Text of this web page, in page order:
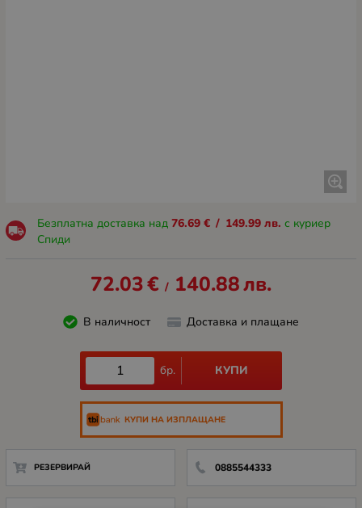
Безплатна доставка над 76.69 € / 149.99 лв. с куриер
Спиди
72.03€ / 140.88лв.
В наличност Доставка и плащане
бр. КУПИ
КУПИ НА ИЗПЛАЩАНЕ
РЕЗЕРВИРАЙ 0885544333